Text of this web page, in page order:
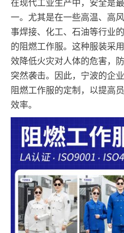
在现代工业生产中，安全是
一。尤其是在一些高温、高
事焊接、化工、石油等行业
的阻燃工作服。这种服装采
效降低火灾对人体的危害，
突然袭击。因此，宁波的企
阻燃工作服的定制，以提高
效率。